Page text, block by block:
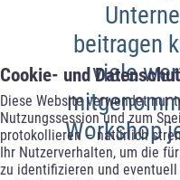
Cookie- und
Diese Website verwendet nur
Nutzungssession und zum
protokollieren – natürlich
Ihr Nutzerverhalten, um die
zu identifizieren und
beitragen
viele
Workshop